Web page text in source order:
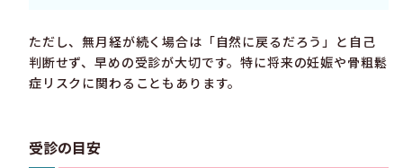
ただし、無月経が続く場合は「自然に戻るだろう」と自己
判断せず、早めの受診が大切です。特に将来の妊娠や骨粗鬆
症リスクに関わることもあります。
受診の目安